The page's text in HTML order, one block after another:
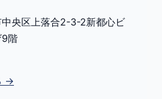
央区上落合2-3-2新都心ビ
9階
→